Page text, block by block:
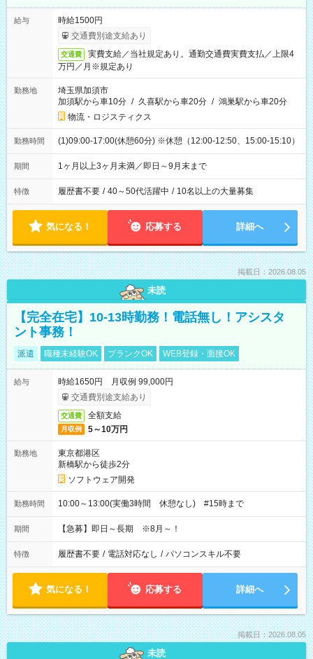
給与
時給1500円
交通費別途支給あり
交通費
実費支給／当社規定あり。通勤交通費実費支払／上限4
万円／月※規定あり
勤務地
埼玉県加須市
加須駅から車10分 / 久喜駅から車20分 / 鴻巣駅から車20分
物流・ロジスティクス
勤務時間 (1)09:00-17:00(休憩60分) ※休憩（12:00-12:50、15:00-15:10）
期間 1ヶ月以上3ヶ月未満／即日～9月末まで
特徴 履歴書不要 / 40～50代活躍中 / 10名以上の大量募集
気になる！ 応募する 詳細へ
掲載日：2026.08.05
未読
【完全在宅】10-13時勤務！電話無し！アシスタ
ント事務！
派遣 職種未経験OK ブランクOK WEB登録・面接OK
給与
時給1650円 月収例 99,000円
交通費別途支給あり
交通費 全額支給
月収例 5～10万円
勤務地
東京都港区
新橋駅から徒歩2分
ソフトウェア開発
勤務時間 10:00～13:00(実働3時間 休憩なし) #15時まで
期間 【急募】即日～長期 ※8月～！
特徴 履歴書不要 / 電話対応なし / パソコンスキル不要
気になる！ 応募する 詳細へ
掲載日：2026.08.05
未読